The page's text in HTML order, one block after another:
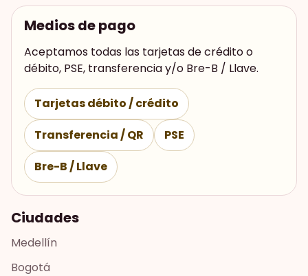
Medios de pago
Aceptamos todas las tarjetas de crédito o
débito, PSE, transferencia y/o Bre-B / Llave.
Tarjetas débito / crédito
Transferencia / QR
PSE
Bre-B / Llave
Ciudades
Medellín
Bogotá